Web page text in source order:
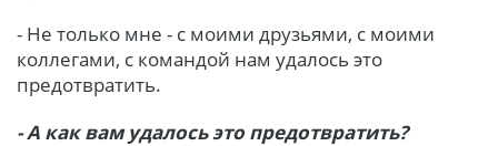
- Не только мне - с моими друзьями, с моими
коллегами, с командой нам удалось это
предотвратить.
- А как вам удалось это предотвратить?